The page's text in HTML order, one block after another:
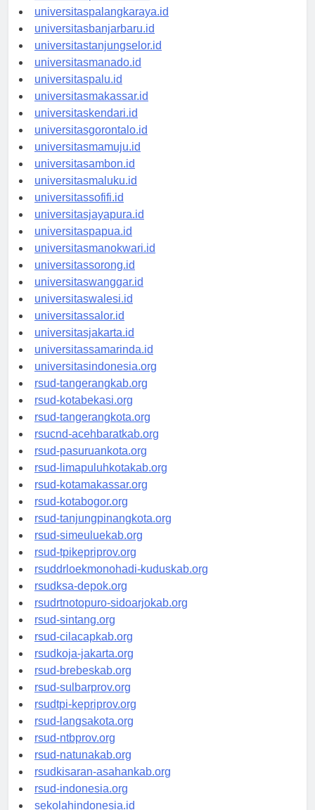
universitaspontianak.id
universitaspalangkaraya.id
universitasbanjarbaru.id
universitastanjungselor.id
universitasmanado.id
universitaspalu.id
universitasmakassar.id
universitaskendari.id
universitasgorontalo.id
universitasmamuju.id
universitasambon.id
universitasmaluku.id
universitassofifi.id
universitasjayapura.id
universitaspapua.id
universitasmanokwari.id
universitassorong.id
universitaswanggar.id
universitaswalesi.id
universitassalor.id
universitasjakarta.id
universitassamarinda.id
universitasindonesia.org
rsud-tangerangkab.org
rsud-kotabekasi.org
rsud-tangerangkota.org
rsucnd-acehbaratkab.org
rsud-pasuruankota.org
rsud-limapuluhkotakab.org
rsud-kotamakassar.org
rsud-kotabogor.org
rsud-tanjungpinangkota.org
rsud-simeuluekab.org
rsud-tpikepriprov.org
rsuddrloekmonohadi-kuduskab.org
rsudksa-depok.org
rsudrtnotopuro-sidoarjokab.org
rsud-sintang.org
rsud-cilacapkab.org
rsudkoja-jakarta.org
rsud-brebeskab.org
rsud-sulbarprov.org
rsudtpi-kepriprov.org
rsud-langsakota.org
rsud-ntbprov.org
rsud-natunakab.org
rsudkisaran-asahankab.org
rsud-indonesia.org